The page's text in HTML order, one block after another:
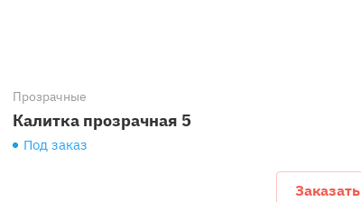
Прозрачные
Калитка прозрачная 5
Под заказ
Заказать